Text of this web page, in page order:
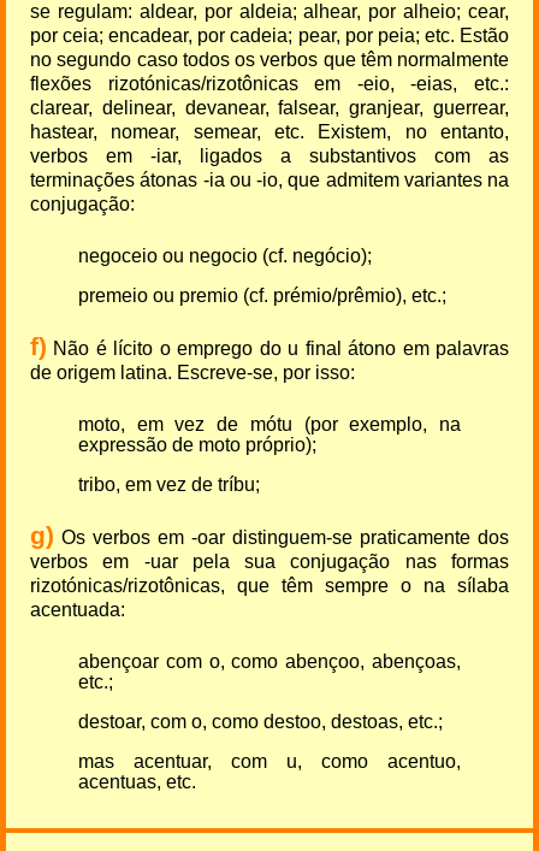
se regulam: aldear, por aldeia; alhear, por alheio; cear,
por ceia; encadear, por cadeia; pear, por peia; etc. Estão
no segundo caso todos os verbos que têm normalmente
flexões rizotónicas/rizotônicas em -eio, -eias, etc.:
clarear, delinear, devanear, falsear, granjear, guerrear,
hastear, nomear, semear, etc. Existem, no entanto,
verbos em -iar, ligados a substantivos com as
terminações átonas -ia ou -io, que admitem variantes na
conjugação:
negoceio ou negocio (cf. negócio);
premeio ou premio (cf. prémio/prêmio), etc.;
f) Não é lícito o emprego do u final átono em palavras
de origem latina. Escreve-se, por isso:
moto, em vez de mótu (por exemplo, na
expressão de moto próprio);
tribo, em vez de tríbu;
g) Os verbos em -oar distinguem-se praticamente dos
verbos em -uar pela sua conjugação nas formas
rizotónicas/rizotônicas, que têm sempre o na sílaba
acentuada:
abençoar com o, como abençoo, abençoas,
etc.;
destoar, com o, como destoo, destoas, etc.;
mas acentuar, com u, como acentuo,
acentuas, etc.